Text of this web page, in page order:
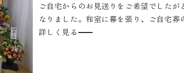
ご自宅からのお見送りをご希望でした
なりました。和室に幕を張り、ご自宅葬
詳しく見る